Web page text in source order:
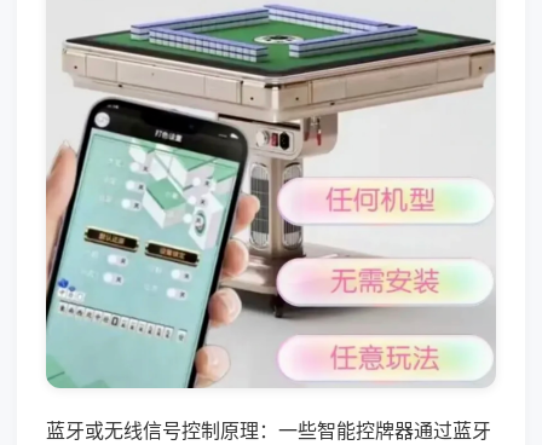
蓝牙或无线信号控制原理：一些智能控牌器通过蓝牙